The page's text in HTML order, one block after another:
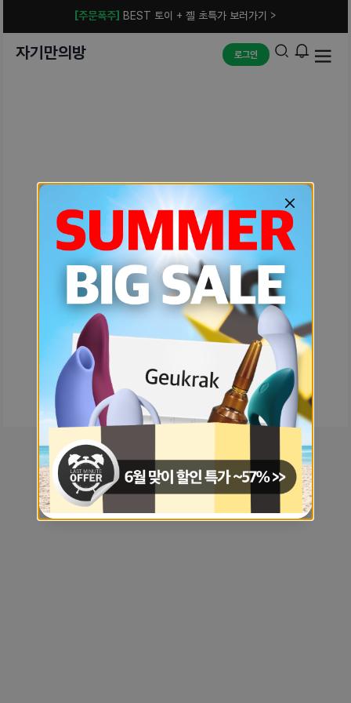
[주문폭주] BEST 토이 + 젤 초특가 보러가기 >
자기만의방 로그인
예상치 못한 에러입니다.